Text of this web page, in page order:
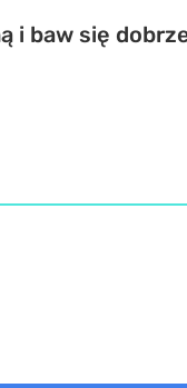
i baw się